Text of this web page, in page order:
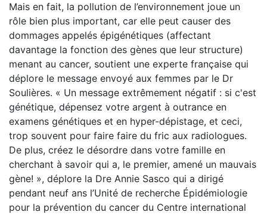
Mais en fait, la pollution de l’environnement joue un
rôle bien plus important, car elle peut causer des
dommages appelés épigénétiques (affectant
davantage la fonction des gènes que leur structure)
menant au cancer, soutient une experte française qui
déplore le message envoyé aux femmes par le Dr
Soulières. « Un message extrêmement négatif : si c'est
génétique, dépensez votre argent à outrance en
examens génétiques et en hyper-dépistage, et ceci,
trop souvent pour faire faire du fric aux radiologues.
De plus, créez le désordre dans votre famille en
cherchant à savoir qui a, le premier, amené un mauvais
gène! », déplore la Dre Annie Sasco qui a dirigé
pendant neuf ans l’Unité de recherche Épidémiologie
pour la prévention du cancer du Centre international